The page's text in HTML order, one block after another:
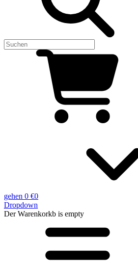
gehen 0 €0
Dropdown
Der Warenkorkb is empty